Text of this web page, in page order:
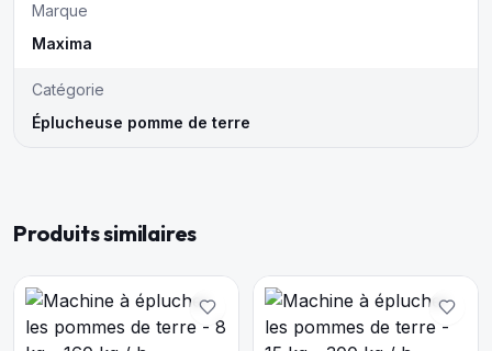
Marque
Maxima
Catégorie
Éplucheuse pomme de terre
Produits similaires